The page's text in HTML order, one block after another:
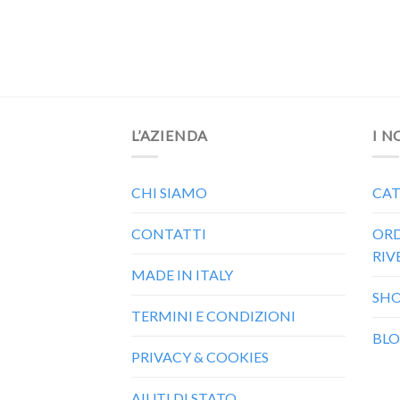
L’AZIENDA
CHI SIAMO
CONTATTI
MADE IN ITALY
TERMINI E CONDIZIONI
PRIVACY & COOKIES
I